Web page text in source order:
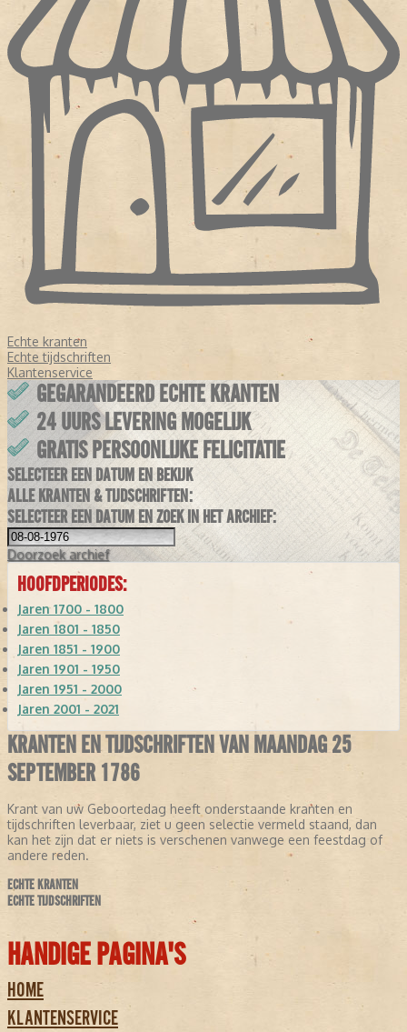
Echte kranten
Echte tijdschriften
Klantenservice
GEGARANDEERD ECHTE KRANTEN
24 UURS LEVERING MOGELIJK
GRATIS PERSOONLIJKE FELICITATIE
SELECTEER EEN DATUM EN BEKIJK
ALLE KRANTEN & TIJDSCHRIFTEN:
SELECTEER EEN DATUM EN ZOEK IN HET ARCHIEF:
Doorzoek archief
HOOFDPERIODES:
Jaren 1700 - 1800
Jaren 1801 - 1850
Jaren 1851 - 1900
Jaren 1901 - 1950
Jaren 1951 - 2000
Jaren 2001 - 2021
KRANTEN EN TIJDSCHRIFTEN VAN MAANDAG 25
SEPTEMBER 1786
Krant van uw Geboortedag heeft onderstaande kranten en
tijdschriften leverbaar, ziet u geen selectie vermeld staand, dan
kan het zijn dat er niets is verschenen vanwege een feestdag of
andere reden.
ECHTE KRANTEN
ECHTE TIJDSCHRIFTEN
HANDIGE PAGINA'S
HOME
KLANTENSERVICE